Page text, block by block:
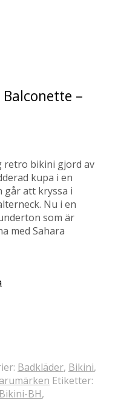
–
retro bikini gjord av
kupa i en
går att kryssa i
Nu i en
som är
med Sahara
Badkläder, Bikini,
Etiketter:
Bikini-BH,